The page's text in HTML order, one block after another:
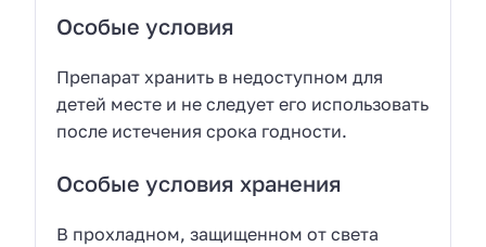
Особые условия
Препарат хранить в недоступном для
детей месте и не следует его использовать
после истечения срока годности.
Особые условия хранения
В прохладном, защищенном от света